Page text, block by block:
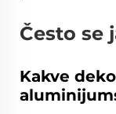
Često se
Kakve